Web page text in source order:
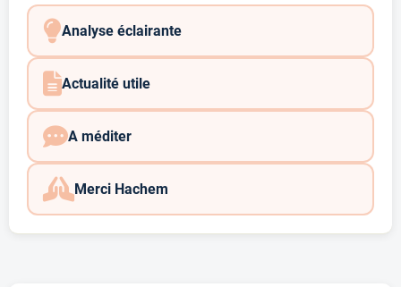
Analyse éclairante
Actualité utile
A méditer
Merci Hachem